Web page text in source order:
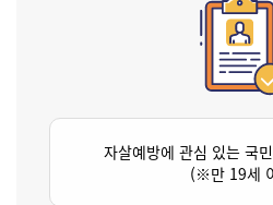
자살예방에 관심 있는 국
(※만 19세